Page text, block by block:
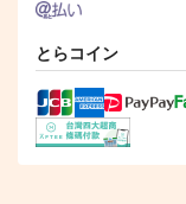
メモ帳スイーツ
493円（税込）
サンプル
とらコイン